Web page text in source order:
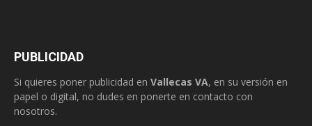
PUBLICIDAD
Si quieres poner publicidad en Vallecas VA, en su versión en
papel o digital, no dudes en ponerte en contacto con
nosotros.